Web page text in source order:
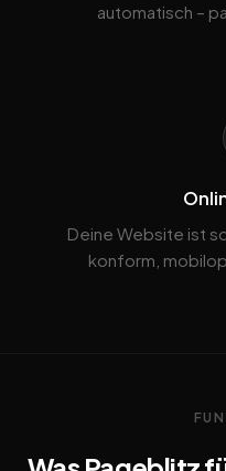
automatisch –
Deine Website ist
konform,